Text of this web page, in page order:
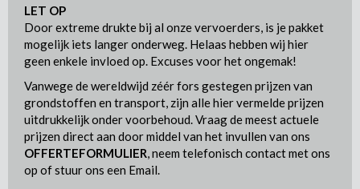
LET OP
Door extreme drukte bij al onze vervoerders, is je pakket
mogelijk iets langer onderweg. Helaas hebben wij hier
geen enkele invloed op. Excuses voor het ongemak!
Vanwege de wereldwijd zéér fors gestegen prijzen van
grondstoffen en transport, zijn alle hier vermelde prijzen
uitdrukkelijk onder voorbehoud. Vraag de meest actuele
prijzen direct aan door middel van het invullen van ons
OFFERTEFORMULIER, neem telefonisch contact met ons
op of stuur ons een Email.